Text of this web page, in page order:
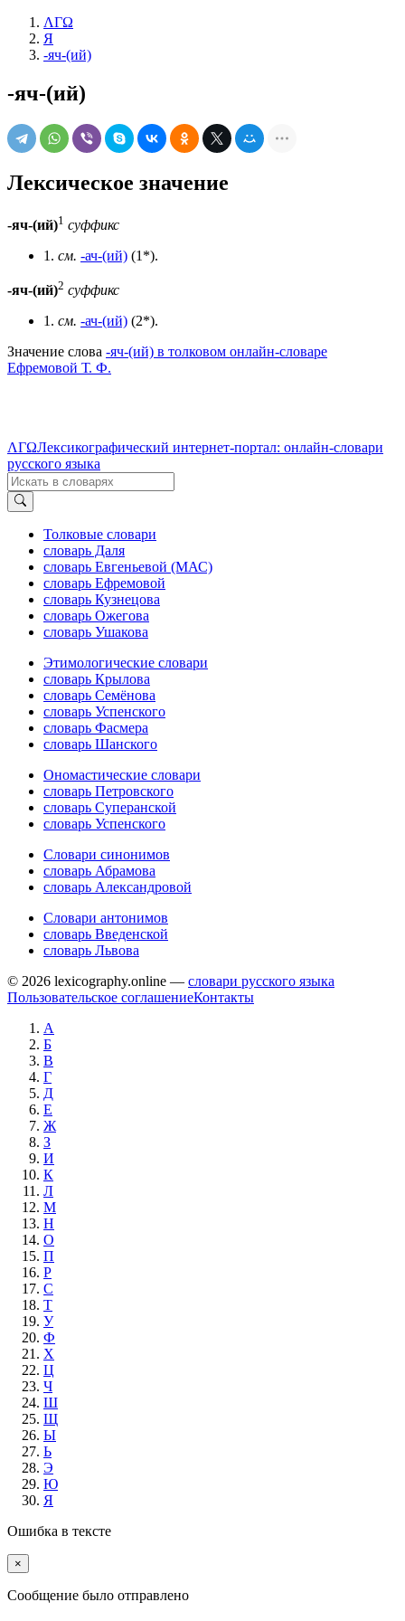
ΛΓΩ
Я
-яч-(ий)
-яч-(ий)
Лексическое значение
-яч-(ий)1 суффикс
1. см. -ач-(ий) (1*).
-яч-(ий)2 суффикс
1. см. -ач-(ий) (2*).
Значение слова -яч-(ий) в толковом онлайн-словаре
Ефремовой Т. Ф.
ΛΓΩЛексикографический интернет-портал: онлайн-словари
русского языка
Толковые словари
словарь Даля
словарь Евгеньевой (МАС)
словарь Ефремовой
словарь Кузнецова
словарь Ожегова
словарь Ушакова
Этимологические словари
словарь Крылова
словарь Семёнова
словарь Успенского
словарь Фасмера
словарь Шанского
Ономастические словари
словарь Петровского
словарь Суперанской
словарь Успенского
Словари синонимов
словарь Абрамова
словарь Александровой
Словари антонимов
словарь Введенской
словарь Львова
© 2026 lexicography.online — словари русского языка
Пользовательское соглашениеКонтакты
А
Б
В
Г
Д
Е
Ж
З
И
К
Л
М
Н
О
П
Р
С
Т
У
Ф
Х
Ц
Ч
Ш
Щ
Ы
Ь
Э
Ю
Я
Ошибка в тексте
×
Cообщение было отправлено